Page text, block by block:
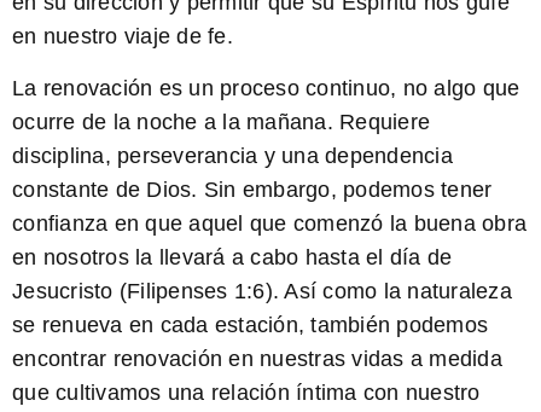
en nuestro viaje de fe.
La renovación es un proceso continuo, no algo que
ocurre de la noche a la mañana. Requiere
disciplina, perseverancia y una dependencia
constante de Dios. Sin embargo, podemos tener
confianza en que aquel que comenzó la buena obra
en nosotros la llevará a cabo hasta el día de
Jesucristo (Filipenses 1:6). Así como la naturaleza
se renueva en cada estación, también podemos
encontrar renovación en nuestras vidas a medida
que cultivamos una relación íntima con nuestro